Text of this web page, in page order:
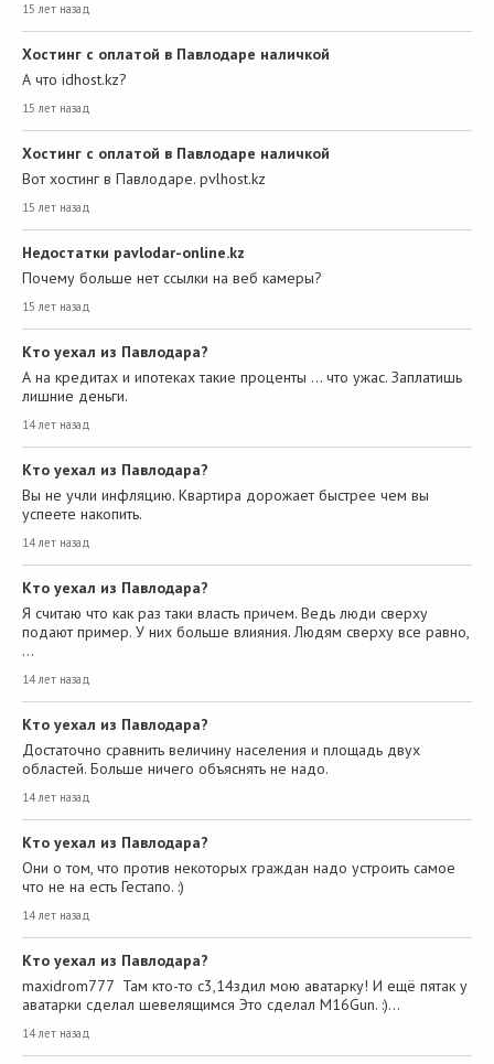
15 лет назад
Хостинг с оплатой в Павлодаре наличкой
А что idhost.kz?
15 лет назад
Хостинг с оплатой в Павлодаре наличкой
Вот хостинг в Павлодаре. pvlhost.kz
15 лет назад
Недостатки pavlodar-online.kz
Почему больше нет ссылки на веб камеры?
15 лет назад
Кто уехал из Павлодара?
А на кредитах и ипотеках такие проценты ... что ужас. Заплатишь
лишние деньги.
14 лет назад
Кто уехал из Павлодара?
Вы не учли инфляцию. Квартира дорожает быстрее чем вы
успеете накопить.
14 лет назад
Кто уехал из Павлодара?
Я считаю что как раз таки власть причем. Ведь люди сверху
подают пример. У них больше влияния. Людям сверху все равно,
…
14 лет назад
Кто уехал из Павлодара?
Достаточно сравнить величину населения и площадь двух
областей. Больше ничего объяснять не надо.
14 лет назад
Кто уехал из Павлодара?
Они о том, что против некоторых граждан надо устроить самое
что не на есть Гестапо. :)
14 лет назад
Кто уехал из Павлодара?
maxidrom777 Там кто-то с3,14здил мою аватарку! И ещё пятак у
аватарки сделал шевелящимся Это сделал M16Gun. :)…
14 лет назад